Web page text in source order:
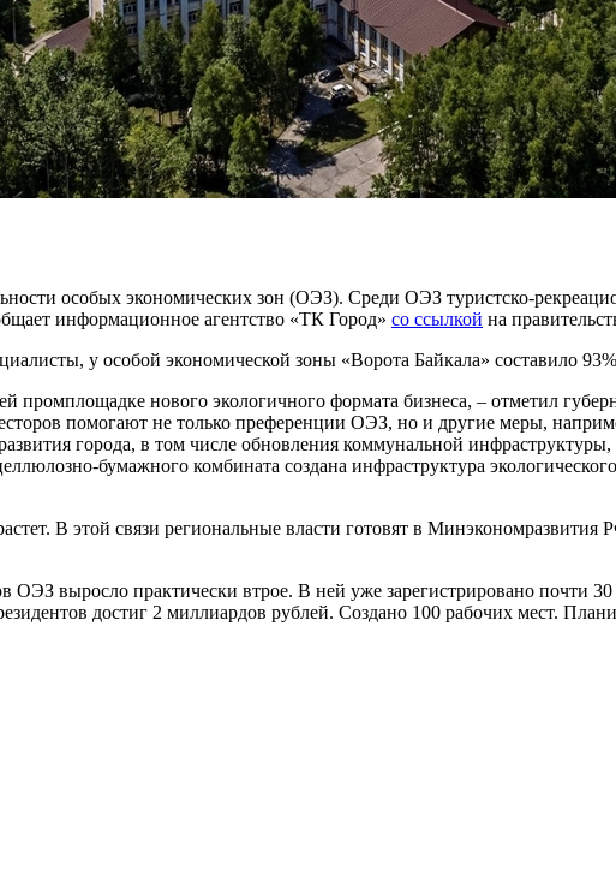
особых экономических зон (ОЭЗ). Среди ОЭЗ туристско-
информационное агентство «ТК Город» со ссылкой на
у особой экономической зоны «Ворота Байкала» составило
нового экологичного формата бизнеса, – отметил
помогают не только преференции ОЭЗ, но и другие меры,
города, в том числе обновления коммунальной инфраструктуры,
бумажного комбината создана инфраструктура
В этой связи региональные власти готовят в
ОЭЗ выросло практически втрое. В ней уже зарегистрировано почти
достиг 2 миллиардов рублей. Создано 100 рабочих мест.